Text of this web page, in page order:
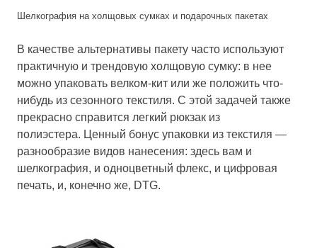
Шелкография на холщовых сумках и подарочных пакетах
В качестве альтернативы пакету часто используют
практичную и трендовую холщовую сумку: в нее
можно упаковать велком-кит или же положить что-
нибудь из сезонного текстиля. С этой задачей также
прекрасно справится легкий рюкзак из
полиэстера. Ценный бонус упаковки из текстиля —
разнообразие видов нанесения: здесь вам и
шелкография, и одноцветный флекс, и цифровая
печать, и, конечно же, DTG.